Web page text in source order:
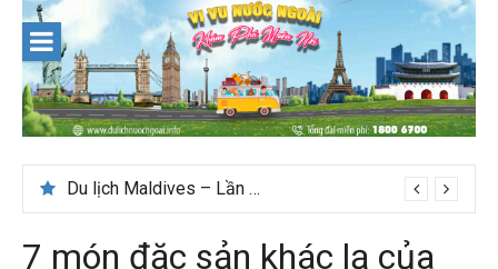
content
Du lịch Maldives – Lần đầu nên đi đâu, chơi gì?
7 món đặc sản khác lạ của